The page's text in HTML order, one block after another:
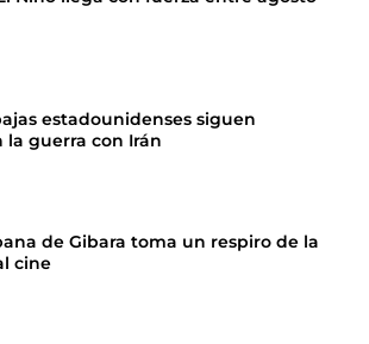
estadounidenses siguen
guerra con Irán
de Gibara toma un respiro de la
cine